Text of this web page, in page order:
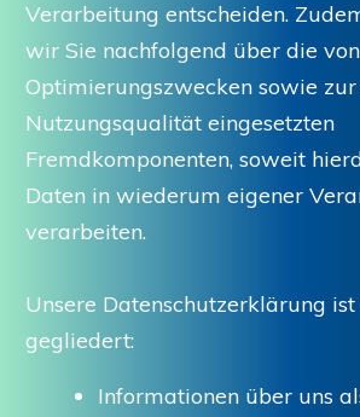
Verarbeitung entscheiden.
wir Sie nachfolgend über die
Optimierungszwecken sowie
Nutzungsqualität eingesetzten
Fremdkomponenten, soweit
Daten in wiederum eigener
verarbeiten.
Unsere Datenschutzerklärung
gegliedert:
Informationen über uns